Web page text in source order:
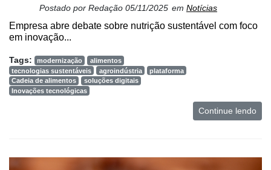
Postado por Redação 05/11/2025 em Notícias
Empresa abre debate sobre nutrição sustentável com foco
em inovação...
Tags: modernização
alimentos
tecnologias sustentáveis
agroindústria
plataforma
Cadeia de alimentos
soluções digitais
Inovações tecnológicas
Continue lendo